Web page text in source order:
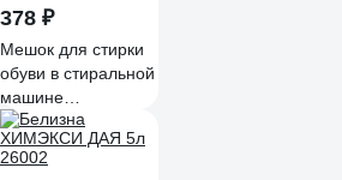
378 ₽
Мешок для стирки
обуви в стиральной
машине
ДомСадМаркет
цвет синий
8673192165974